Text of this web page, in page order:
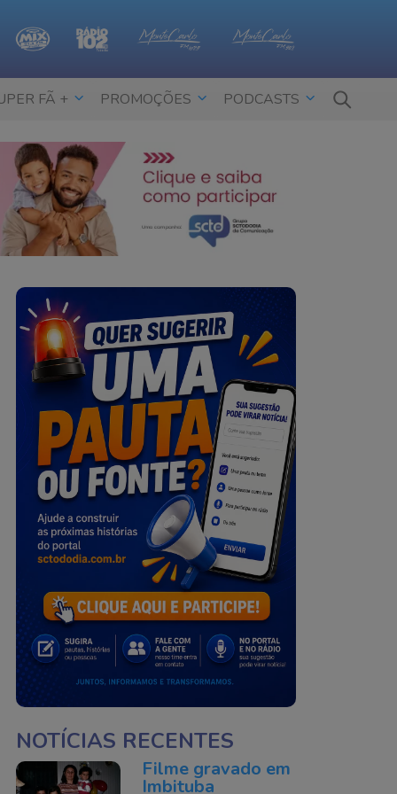
FÃ + PROMOÇÕES PODCASTS
NOTÍCIAS RECENTES
Filme gravado em
Imbituba